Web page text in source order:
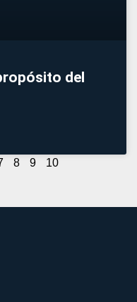
del
8 9 10